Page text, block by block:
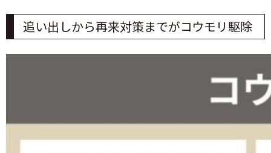
追い出しから再来対策までがコウモリ駆除